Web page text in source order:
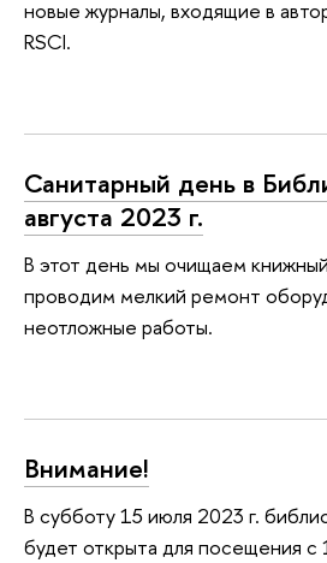
новые журналы, входящие в
RSCI.
Санитарный день в
августа 2023 г.
В этот день мы очищаем
проводим мелкий ремонт
неотложные работы.
Внимание!
В субботу 15 июля 2023 г.
будет открыта для посещения